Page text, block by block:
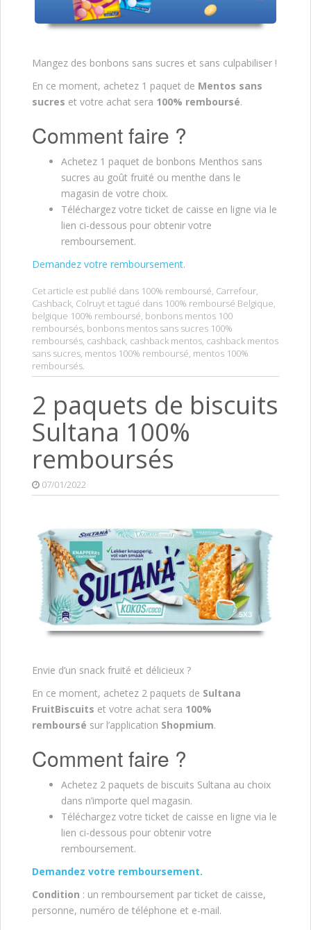
Mangez des bonbons sans sucres et sans culpabiliser !
En ce moment, achetez 1 paquet de Mentos sans
sucres et votre achat sera 100% remboursé.
Comment faire ?
Achetez 1 paquet de bonbons Menthos sans
sucres au goût fruité ou menthe dans le
magasin de votre choix.
Téléchargez votre ticket de caisse en ligne via le
lien ci-dessous pour obtenir votre
remboursement.
Demandez votre remboursement.
Cet article est publié dans 100% remboursé, Carrefour,
Cashback, Colruyt et tagué dans 100% remboursé Belgique,
belgique 100% remboursé, bonbons mentos 100
remboursés, bonbons mentos sans sucres 100%
remboursés, cashback, cashback mentos, cashback mentos
sans sucres, mentos 100% remboursé, mentos 100%
remboursés.
2 paquets de biscuits
Sultana 100%
remboursés
07/01/2022
Envie d’un snack fruité et délicieux ?
En ce moment, achetez 2 paquets de Sultana
FruitBiscuits et votre achat sera 100%
remboursé sur l’application Shopmium.
Comment faire ?
Achetez 2 paquets de biscuits Sultana au choix
dans n’importe quel magasin.
Téléchargez votre ticket de caisse en ligne via le
lien ci-dessous pour obtenir votre
remboursement.
Demandez votre remboursement.
Condition : un remboursement par ticket de caisse,
personne, numéro de téléphone et e-mail.